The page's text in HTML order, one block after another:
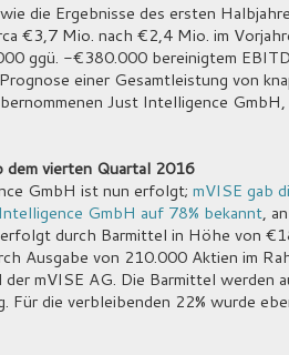
die Ergebnisse des ersten
€3,7 Mio. nach €2,4 Mio. im
ggü. -€380.000 bereinigtem
einer Gesamtleistung von
Just Intelligence
dem vierten Quartal 2016
GmbH ist nun erfolgt; mVISE gab
GmbH auf 78% bekannt,
durch Barmittel in Höhe von
Ausgabe von 210.000 Aktien im
mVISE AG. Die Barmittel werden
die verbleibenden 22% wurde